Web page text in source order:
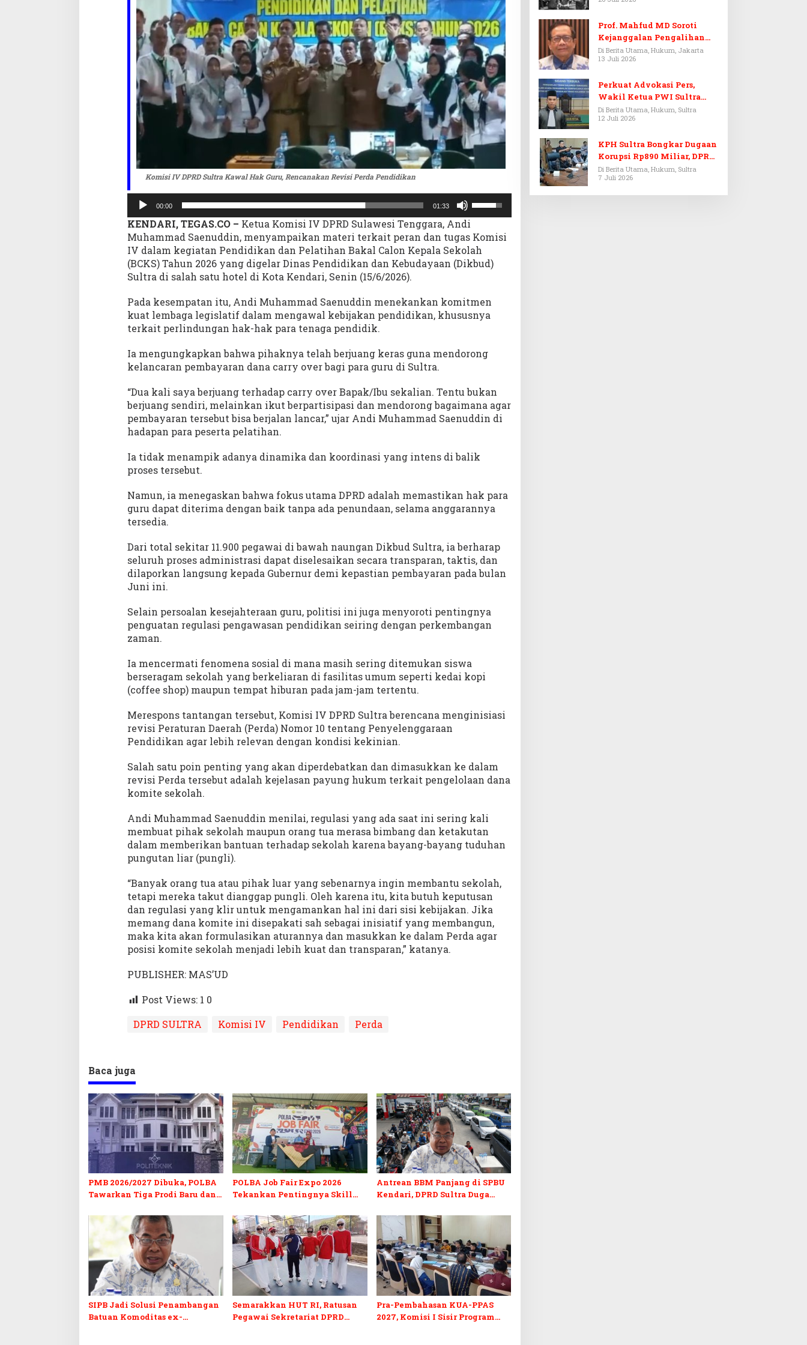
,
R
e
n
c
a
a
k
n
i
P
e
r
d
a
P
e
d
i
d
k
a
Komisi IV DPRD Sultra Kawal Hak Guru, Rencanakan Revisi Perda Pendidikan
Pemutar
Audio
00:00 01:33
Atas/Bawah
untuk
menaikkan
volume.
KENDARI, TEGAS.CO – Ketua Komisi IV DPRD Sulawesi Tenggara, Andi
Muhammad Saenuddin, menyampaikan materi terkait peran dan tugas Komisi
IV dalam kegiatan Pendidikan dan Pelatihan Bakal Calon Kepala Sekolah
(BCKS) Tahun 2026 yang digelar Dinas Pendidikan dan Kebudayaan (Dikbud)
Sultra di salah satu hotel di Kota Kendari, Senin (15/6/2026).
Pada kesempatan itu, Andi Muhammad Saenuddin menekankan komitmen
kuat lembaga legislatif dalam mengawal kebijakan pendidikan, khususnya
terkait perlindungan hak-hak para tenaga pendidik.
Ia mengungkapkan bahwa pihaknya telah berjuang keras guna mendorong
kelancaran pembayaran dana carry over bagi para guru di Sultra.
“Dua kali saya berjuang terhadap carry over Bapak/Ibu sekalian. Tentu bukan
berjuang sendiri, melainkan ikut berpartisipasi dan mendorong bagaimana agar
pembayaran tersebut bisa berjalan lancar,” ujar Andi Muhammad Saenuddin di
hadapan para peserta pelatihan.
Ia tidak menampik adanya dinamika dan koordinasi yang intens di balik
proses tersebut.
Namun, ia menegaskan bahwa fokus utama DPRD adalah memastikan hak para
guru dapat diterima dengan baik tanpa ada penundaan, selama anggarannya
tersedia.
Dari total sekitar 11.900 pegawai di bawah naungan Dikbud Sultra, ia berharap
seluruh proses administrasi dapat diselesaikan secara transparan, taktis, dan
dilaporkan langsung kepada Gubernur demi kepastian pembayaran pada bulan
Juni ini.
Selain persoalan kesejahteraan guru, politisi ini juga menyoroti pentingnya
penguatan regulasi pengawasan pendidikan seiring dengan perkembangan
zaman.
Ia mencermati fenomena sosial di mana masih sering ditemukan siswa
berseragam sekolah yang berkeliaran di fasilitas umum seperti kedai kopi
(coffee shop) maupun tempat hiburan pada jam-jam tertentu.
Merespons tantangan tersebut, Komisi IV DPRD Sultra berencana menginisiasi
revisi Peraturan Daerah (Perda) Nomor 10 tentang Penyelenggaraan
Pendidikan agar lebih relevan dengan kondisi kekinian.
Salah satu poin penting yang akan diperdebatkan dan dimasukkan ke dalam
revisi Perda tersebut adalah kejelasan payung hukum terkait pengelolaan dana
komite sekolah.
Andi Muhammad Saenuddin menilai, regulasi yang ada saat ini sering kali
membuat pihak sekolah maupun orang tua merasa bimbang dan ketakutan
dalam memberikan bantuan terhadap sekolah karena bayang-bayang tuduhan
pungutan liar (pungli).
“Banyak orang tua atau pihak luar yang sebenarnya ingin membantu sekolah,
tetapi mereka takut dianggap pungli. Oleh karena itu, kita butuh keputusan
dan regulasi yang klir untuk mengamankan hal ini dari sisi kebijakan. Jika
memang dana komite ini disepakati sah sebagai inisiatif yang membangun,
maka kita akan formulasikan aturannya dan masukkan ke dalam Perda agar
posisi komite sekolah menjadi lebih kuat dan transparan,” katanya.
PUBLISHER: MAS’UD
Post Views: 1 0
DPRD SULTRA
Komisi IV Pendidikan Perda
Baca juga
PMB 2026/2027 Dibuka, POLBA
Tawarkan Tiga Prodi Baru dan
POLBA Job Fair Expo 2026
Tekankan Pentingnya Skill
Antrean BBM Panjang di SPBU
Kendari, DPRD Sultra Duga
SIPB Jadi Solusi Penambangan
Batuan Komoditas ex-
Semarakkan HUT RI, Ratusan
Pegawai Sekretariat DPRD
Pra-Pembahasan KUA-PPAS
2027, Komisi I Sisir Program
Prof. Mahfud MD Soroti
Kejanggalan Pengalihan
Penyelidikan Tersangka
Febrie Adriansyah
Di Berita Utama, Hukum, Jakarta
13 Juli 2026
Perkuat Advokasi Pers,
Wakil Ketua PWI Sultra
Resmi Dilantik Menjadi
Advokat PERADI
Di Berita Utama, Hukum, Sultra
12 Juli 2026
KPH Sultra Bongkar Dugaan
Korupsi Rp890 Miliar, DPRD
Sultra Gelar RDP
Di Berita Utama, Hukum, Sultra
7 Juli 2026